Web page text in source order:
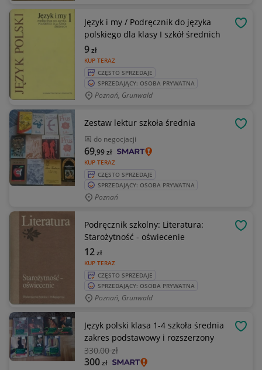
Język i my / Podręcznik do języka
polskiego dla klasy I szkół średnich
KUP TERAZ
9zł
CZĘSTO SPRZEDAJE
SPRZEDAJĄCY: OSOBA PRYWATNA
Poznań, Grunwald
Zestaw lektur szkoła średnia
do negocjacji
KUP TERAZ
69,99zł
CZĘSTO SPRZEDAJE
SPRZEDAJĄCY: OSOBA PRYWATNA
Poznań
Podręcznik szkolny: Literatura:
Starożytność - oświecenie
KUP TERAZ
12zł
CZĘSTO SPRZEDAJE
SPRZEDAJĄCY: OSOBA PRYWATNA
Poznań, Grunwald
Język polski klasa 1-4 szkoła średnia
zakres podstawowy i rozszerzony
330,00 zł
300zł